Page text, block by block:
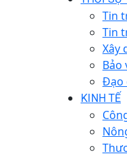
Tin
Tin
Xây
Bảo
Đạo
KINH TẾ